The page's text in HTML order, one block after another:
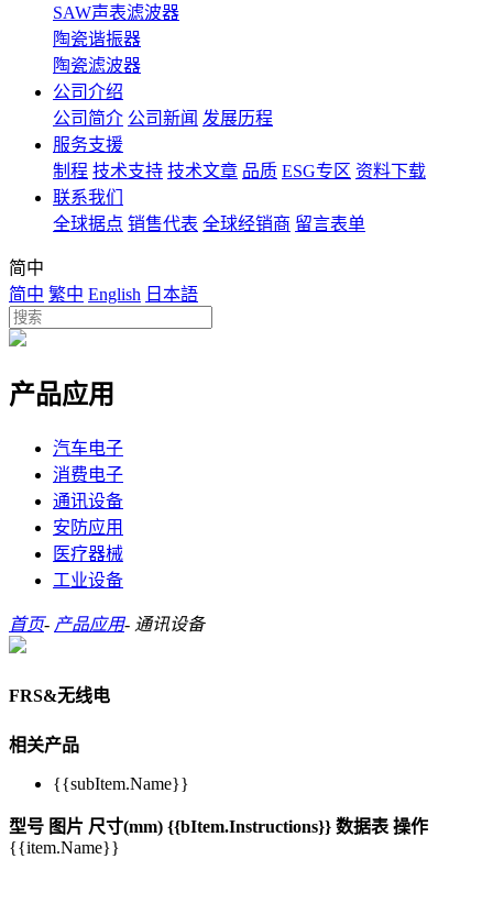
SAW声表滤波器
陶瓷谐振器
陶瓷滤波器
公司介绍
公司简介 公司新闻 发展历程
服务支援
制程 技术支持 技术文章 品质 ESG专区 资料下载
联系我们
全球据点 销售代表 全球经销商 留言表单
简中
简中 繁中 English 日本語
产品应用
汽车电子
消费电子
通讯设备
安防应用
医疗器械
工业设备
首页- 产品应用- 通讯设备
FRS&无线电
相关产品
{{subItem.Name}}
型号 图片 尺寸(mm) {{bItem.Instructions}} 数据表 操作
{{item.Name}}